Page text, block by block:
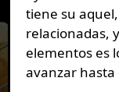
tiene su
relacionadas,
elementos es
avanzar hasta